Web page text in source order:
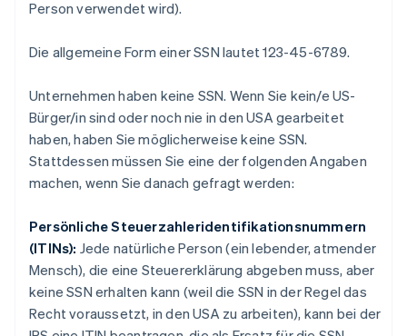
Person verwendet wird).
Die allgemeine Form einer SSN lautet 123-45-6789.
Unternehmen haben keine SSN. Wenn Sie kein/e US-
Bürger/in sind oder noch nie in den USA gearbeitet
haben, haben Sie möglicherweise keine SSN.
Stattdessen müssen Sie eine der folgenden Angaben
machen, wenn Sie danach gefragt werden:
Persönliche Steuerzahleridentifikationsnummern
(ITINs): Jede natürliche Person (ein lebender, atmender
Mensch), die eine Steuererklärung abgeben muss, aber
keine SSN erhalten kann (weil die SSN in der Regel das
Recht voraussetzt, in den USA zu arbeiten), kann bei der